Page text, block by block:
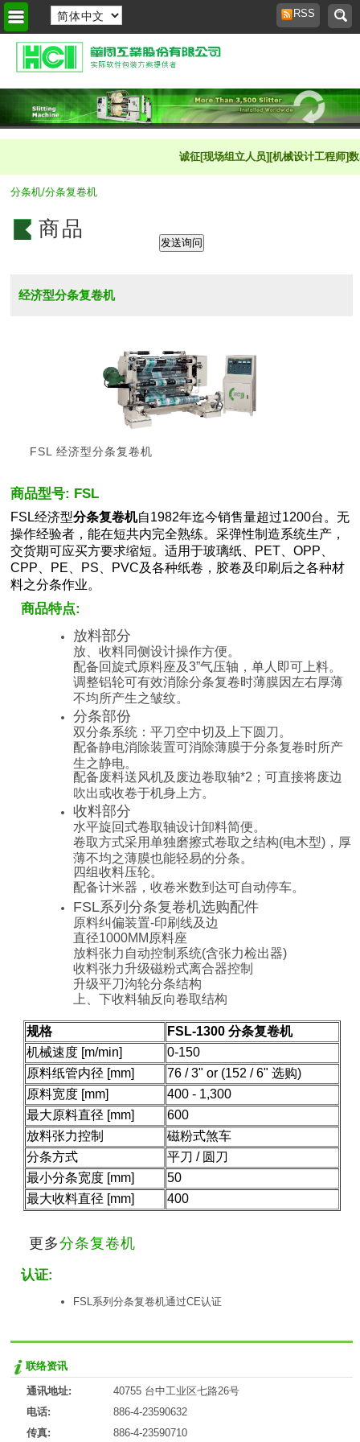
RSS
诚征[现场组立人员][机械设计工程师]
分条机/分条复卷机
商品
经济型分条复卷机
FSL 经济型分条复卷机
商品型号: FSL
FSL经济型分条复卷机自1982年迄今销售量超过1200台。无
操作经验者，能在短共内完全熟练。采弹性制造系统生产，
交货期可应买方要求缩短。适用于玻璃纸、PET、OPP、
CPP、PE、PS、PVC及各种纸卷，胶卷及印刷后之各种材
料之分条作业。
商品特点:
放料部分
放、收料同侧设计操作方便。
配备回旋式原料座及3”气压轴，单人即可上料。
调整铝轮可有效消除分条复卷时薄膜因左右厚薄
不均所产生之皱纹。
分条部份
双分条系统：平刀空中切及上下圆刀。
配备静电消除装置可消除薄膜于分条复卷时所产
生之静电。
配备废料送风机及废边卷取轴*2；可直接将废边
吹出或收卷于机身上方。
收料部分
水平旋回式卷取轴设计卸料简便。
卷取方式采用单独磨擦式卷取之结构(电木型)，厚
薄不均之薄膜也能轻易的分条。
四组收料压轮。
配备计米器，收卷米数到达可自动停车。
FSL系列分条复卷机选购配件
原料纠偏装置-印刷线及边
直径1000MM原料座
放料张力自动控制系统(含张力检出器)
收料张力升级磁粉式离合器控制
升级平刀沟轮分条结构
上、下收料轴反向卷取结构
规格
FSL-1300 分条复卷机
机械速度 [m/min]
0-150
原料纸管内径 [mm]
76 / 3" or (152 / 6" 选购)
原料宽度 [mm]
400 - 1,300
最大原料直径 [mm]
600
放料张力控制
磁粉式煞车
分条方式
平刀 / 圆刀
最小分条宽度 [mm]
50
最大收料直径 [mm]
400
更多分条复卷机
认证:
FSL系列分条复卷机通过CE认证
联络资讯
通讯地址:
40755 台中工业区七路26号
电话:
886-4-23590632
传真:
886-4-23590710